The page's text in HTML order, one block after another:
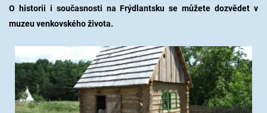
O historii i současnosti na Frýdlantsku se můžete dozvědet v
muzeu venkovského života.